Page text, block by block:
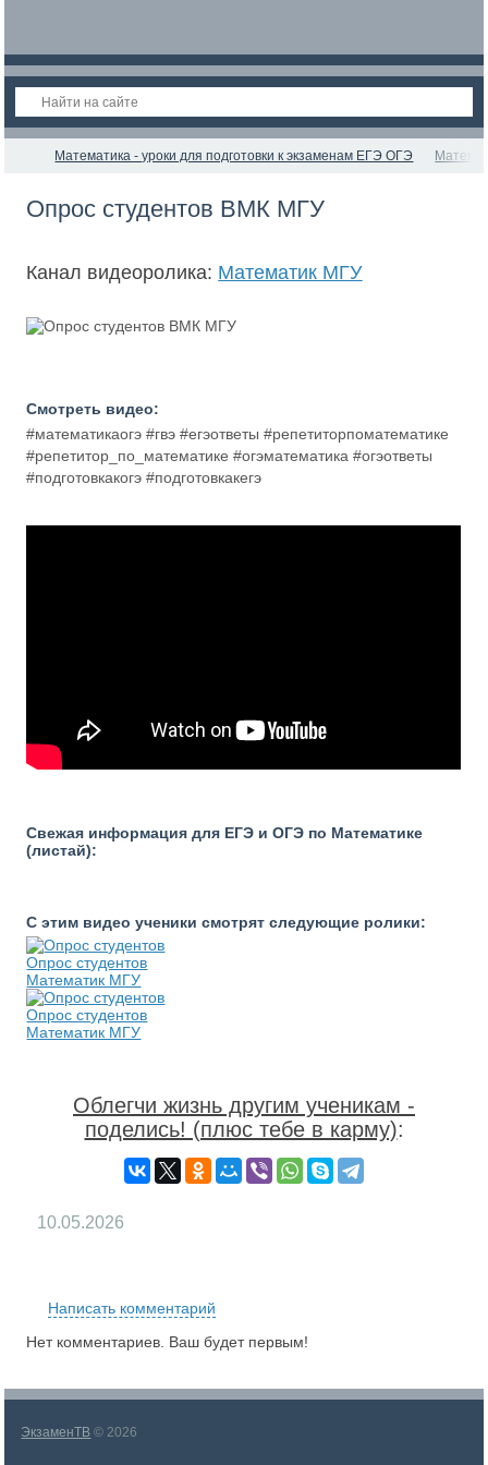
Математика - уроки для подготовки к экзаменам ЕГЭ ОГЭ
Опрос студентов ВМК МГУ
Канал видеоролика: Математик МГУ
Смотреть видео:
#математикаогэ #гвэ #егэответы #репетиторпоматематике
#репетитор_по_математике #огэматематика #огэответы
#подготовкакогэ #подготовкакегэ
Свежая информация для ЕГЭ и ОГЭ по Математике
(листай):
С этим видео ученики смотрят следующие ролики:
Опрос студентов
Математик МГУ
Опрос студентов
Математик МГУ
Облегчи жизнь другим ученикам -
поделись! (плюс тебе в карму):
10.05.2026
Написать комментарий
Нет комментариев. Ваш будет первым!
ЭкзаменТВ © 2026